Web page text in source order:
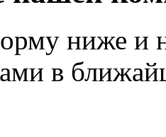
ниже и
в